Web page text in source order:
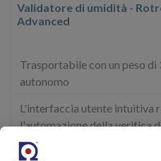
Validatore di umidità -
Advanced
Trasportabile con un peso
autonomo
L'interfaccia utente intuitiva
l'automazione della verifica
La batteria integrata